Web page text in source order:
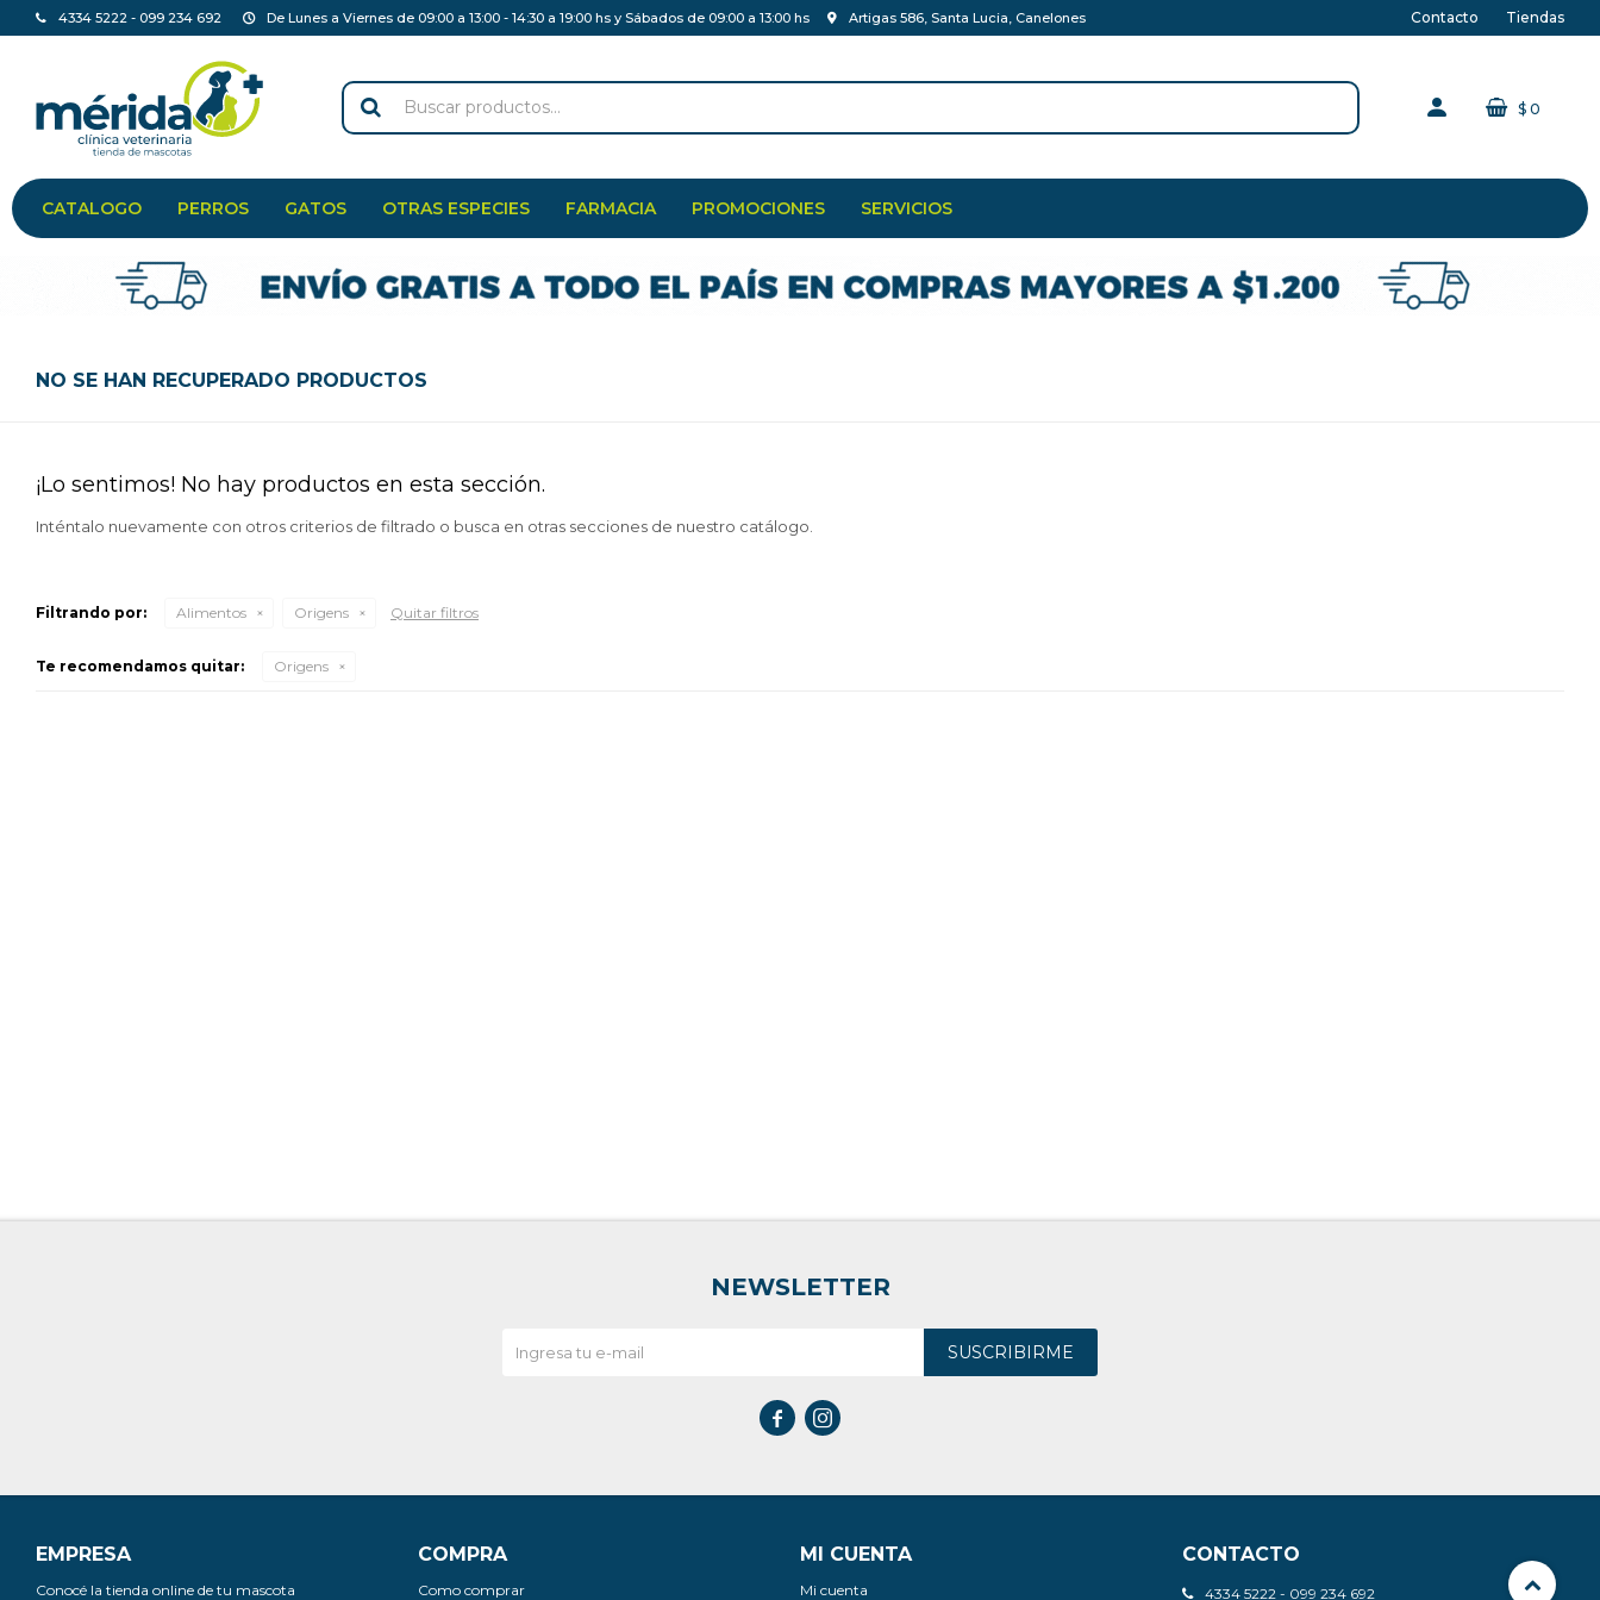
CATALOGO PERROS GATOS OTRAS ESPECIES FARMACIA PROMOCIONES SERVICIOS
$ 0
4334 5222 - 099 234 692 De Lunes a Viernes de 09:00 a 13:00 - 14:30 a 19:00 hs y Sábados de 09:00 a 13:00 hs Artigas 586, Santa Lucia, Canelones Contacto Tiendas
NO SE HAN RECUPERADO PRODUCTOS
¡Lo sentimos! No hay productos en esta sección.
Inténtalo nuevamente con otros criterios de filtrado o busca en otras secciones de nuestro catálogo.
Filtrando por: Alimentos Origens Quitar filtros
Te recomendamos quitar: Origens
CONTACTO
4334 5222 - 099 234 692
EMPRESA
Conocé la tienda online de tu mascota
COMPRA
Como comprar
MI CUENTA
Mi cuenta
NEWSLETTER
SUSCRIBIRME
 